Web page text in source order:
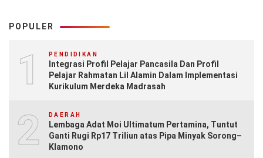
POPULER
1 PENDIDIKAN
Integrasi Profil Pelajar Pancasila Dan Profil
Pelajar Rahmatan Lil Alamin Dalam Implementasi
Kurikulum Merdeka Madrasah
2 DAERAH
Lembaga Adat Moi Ultimatum Pertamina, Tuntut
Ganti Rugi Rp17 Triliun atas Pipa Minyak Sorong–
Klamono